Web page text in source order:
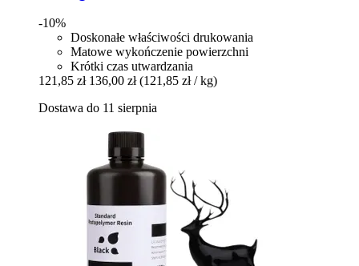
-10%
Doskonałe właściwości drukowania
Matowe wykończenie powierzchni
Krótki czas utwardzania
121,85 zł 136,00 zł (121,85 zł / kg)
Dostawa do 11 sierpnia